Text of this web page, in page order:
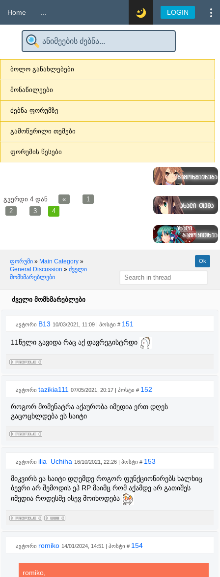
Home LOGIN
ბოლო განახლებები
მონაწილეები
ძებნა ფორუმზე
გამოწერილი თემები
ფორუმის წესები
გვერდი 4 დან «
1
2
3 4
ფორუმი » Main Category »
General Discussion » ძველი
მომხმარებლები
ძველი მომხმარებლები
ავტორი B13 10/03/2021, 11:09 | პოსტი # 151
11წელი გავიდა რაც აქ დავრეგისტრდი
ავტორი tazikia111 07/05/2021, 20:17 | პოსტი # 152
როგორ მომენატრა აქაურობა იმედია ერთ დღეს
გაცოცხლდება ეს საიტი
ავტორი ilia_Uchiha 16/10/2021, 22:26 | პოსტი # 153
მიკვირს ეა საიტი დღემდე როგორ ფუნქციონირებს ხალხიც
ბევრი არ შემოდის ეჰ RP მაიმც რომ აქამდე არ გათიშეს
იმედია როდესმე ისევ მოიხოდება
ავტორი romiko 14/01/2024, 14:51 | პოსტი # 154
romiko,